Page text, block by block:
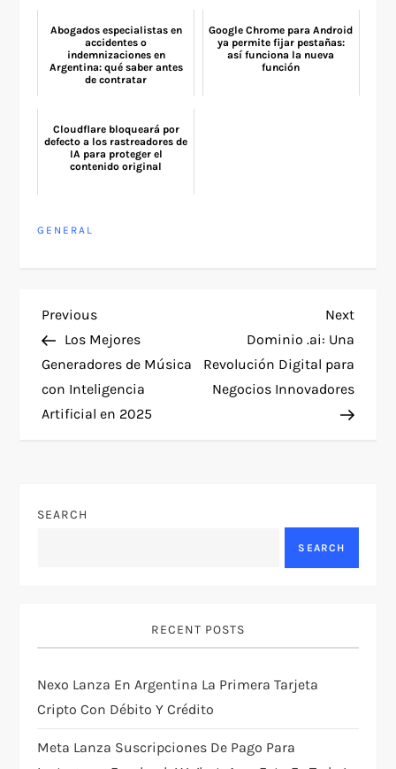
Abogados especialistas en
accidentes o
indemnizaciones en
Argentina: qué saber antes
de contratar
Google Chrome para Android
ya permite fijar pestañas:
así funciona la nueva
función
Cloudflare bloqueará por
defecto a los rastreadores de
IA para proteger el
contenido original
GENERAL
P
o
s
a
g
a
t
Previous
Post
Previous
Los Mejores
Generadores de Música
con Inteligencia
Artificial en 2025
Next
Post
Next
Dominio .ai: Una
Revolución Digital para
Negocios Innovadores
SEARCH
SEARCH
RECENT POSTS
Nexo Lanza En Argentina La Primera Tarjeta
Cripto Con Débito Y Crédito
Meta Lanza Suscripciones De Pago Para